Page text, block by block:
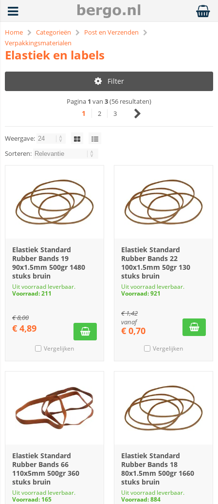
Home Categorieën
Post en Verzenden
Verpakkingsmaterialen
Elastiek en labels
Filter
Pagina 1 van 3(56 resultaten)
1 2 3
Weergave:
Sorteren:
Elastiek Standard
Rubber Bands 19
90x1.5mm 500gr 1480
stuks bruin
Uit voorraad leverbaar.
Voorraad: 211
€8,00
€ 4,89
Vergelijken
Elastiek Standard
Rubber Bands 22
100x1.5mm 50gr 130
stuks bruin
Uit voorraad leverbaar.
Voorraad: 921
€1,42
vanaf
€ 0,70
Vergelijken
Elastiek Standard
Rubber Bands 66
110x5mm 500gr 360
stuks bruin
Uit voorraad leverbaar.
Voorraad: 165
Elastiek Standard
Rubber Bands 18
80x1.5mm 500gr 1660
stuks bruin
Uit voorraad leverbaar.
Voorraad: 884